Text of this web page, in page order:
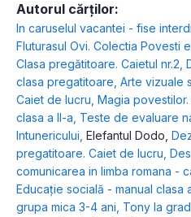
Autorul cărților:
In caruselul vacantei - fise
Fluturasul Ovi. Colectia Povesti
Clasa pregătitoare. Caietul nr.2
clasa pregatitoare Arte vizuale
Caiet de lucru Magia
clasa a II-a Teste de evaluare
Intunericului Elefantul Dodo
pregatitoare. Caiet de lucru
comunicarea in limba romana -
Educație socială - manual clasa
grupa mica 3-4 ani Tony la